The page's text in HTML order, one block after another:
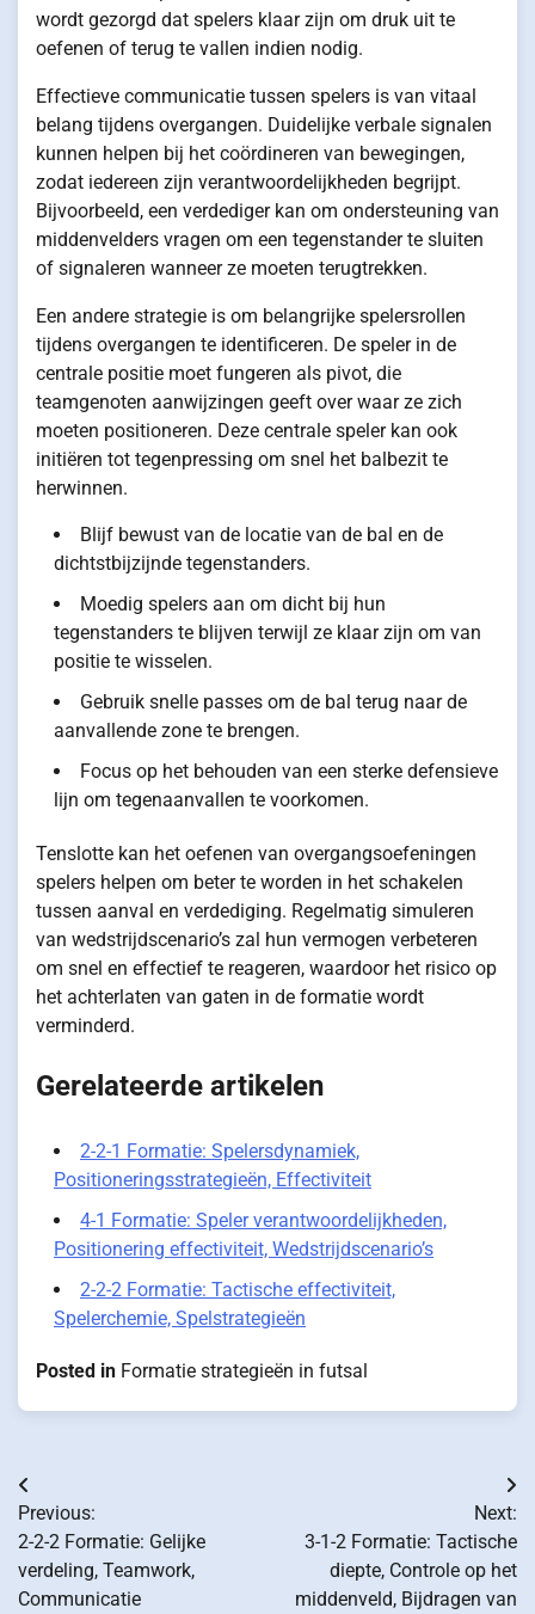
wordt gezorgd dat spelers klaar zijn om druk uit te
oefenen of terug te vallen indien nodig.
Effectieve communicatie tussen spelers is van vitaal
belang tijdens overgangen. Duidelijke verbale signalen
kunnen helpen bij het coördineren van bewegingen,
zodat iedereen zijn verantwoordelijkheden begrijpt.
Bijvoorbeeld, een verdediger kan om ondersteuning van
middenvelders vragen om een tegenstander te sluiten
of signaleren wanneer ze moeten terugtrekken.
Een andere strategie is om belangrijke spelersrollen
tijdens overgangen te identificeren. De speler in de
centrale positie moet fungeren als pivot, die
teamgenoten aanwijzingen geeft over waar ze zich
moeten positioneren. Deze centrale speler kan ook
initiëren tot tegenpressing om snel het balbezit te
herwinnen.
Blijf bewust van de locatie van de bal en de
dichtstbijzijnde tegenstanders.
Moedig spelers aan om dicht bij hun
tegenstanders te blijven terwijl ze klaar zijn om van
positie te wisselen.
Gebruik snelle passes om de bal terug naar de
aanvallende zone te brengen.
Focus op het behouden van een sterke defensieve
lijn om tegenaanvallen te voorkomen.
Tenslotte kan het oefenen van overgangsoefeningen
spelers helpen om beter te worden in het schakelen
tussen aanval en verdediging. Regelmatig simuleren
van wedstrijdscenario’s zal hun vermogen verbeteren
om snel en effectief te reageren, waardoor het risico op
het achterlaten van gaten in de formatie wordt
verminderd.
Gerelateerde artikelen
2-2-1 Formatie: Spelersdynamiek,
Positioneringsstrategieën, Effectiviteit
4-1 Formatie: Speler verantwoordelijkheden,
Positionering effectiviteit, Wedstrijdscenario’s
2-2-2 Formatie: Tactische effectiviteit,
Spelerchemie, Spelstrategieën
Posted in Formatie strategieën in futsal
Post
navigation
Previous:
2-2-2 Formatie: Gelijke
verdeling, Teamwork,
Communicatie
Next:
3-1-2 Formatie: Tactische
diepte, Controle op het
middenveld, Bijdragen van